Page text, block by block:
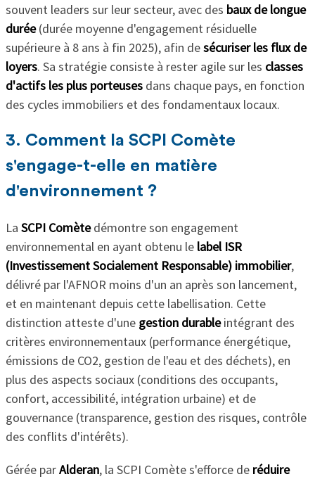
souvent leaders sur leur secteur, avec des baux de longue
durée(durée moyenne d'engagement résiduelle
supérieure à 8 ans à fin 2025), afin desécuriser les flux de
loyers. Sa stratégie consiste à rester agile sur les classes
d'actifs les plus porteusesdans chaque pays, en fonction
des cycles immobiliers et des fondamentaux locaux.
3. Comment la SCPI Comète
s'engage-t-elle en matière
d'environnement ?
La SCPI Comètedémontre son engagement
environnemental en ayant obtenu le label ISR
(Investissement Socialement Responsable) immobilier,
délivré par l'AFNOR moins d'un an après son lancement,
et en maintenant depuis cette labellisation. Cette
distinction atteste d'une gestion durableintégrant des
critères environnementaux (performance énergétique,
émissions de CO2, gestion de l'eau et des déchets), en
plus des aspects sociaux (conditions des occupants,
confort, accessibilité, intégration urbaine) et de
gouvernance (transparence, gestion des risques, contrôle
des conflits d'intérêts).
Gérée parAlderan, la SCPI Comète s'efforce de réduire